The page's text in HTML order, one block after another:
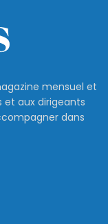
mensuel et
et aux dirigeants
dans